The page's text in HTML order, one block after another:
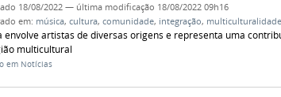
18/08/2022 — última modificação 18/08/2022 09h16
em: música, cultura, comunidade, integração, multiculturalidade
envolve artistas de diversas origens e representa uma
multicultural
em Notícias